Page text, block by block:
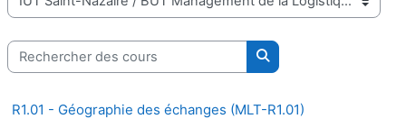
Catégories de cours
Rechercher des cours
Rechercher des cours
R1.01 - Géographie des échanges (MLT-R1.01)